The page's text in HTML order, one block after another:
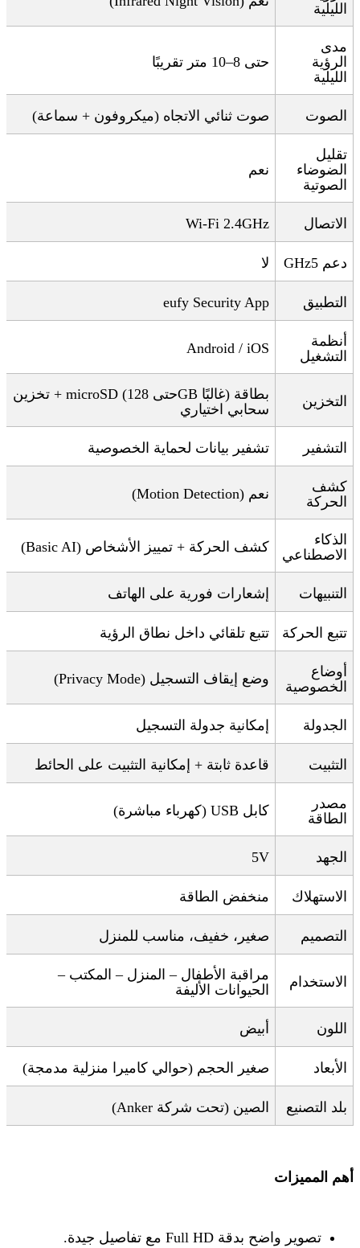
الليلية
مدى
الرؤية
الليلية
حتى 8–10 متر تقريبًا
الصوت صوت ثنائي الاتجاه (ميكروفون + سماعة)
تقليل
الضوضاء
الصوتية
نعم
الاتصال Wi-Fi 2.4GHz
دعم 5 GHz لا
التطبيق eufy Security App
أنظمة
التشغيل
Android / iOS
التخزين بطاقة microSD ( حتى 128GB غالبًا) +
تخزين
سحابي اختياري
التشفير تشفير بيانات لحماية الخصوصية
كشف
الحركة
نعم (Motion Detection)
الذكاء
الاصطناعي
كشف الحركة + تمييز الأشخاص (Basic AI)
التنبيهات إشعارات فورية على الهاتف
تتبع الحركة تتبع تلقائي داخل نطاق الرؤية
أوضاع
الخصوصية
وضع إيقاف التسجيل (Privacy Mode)
الجدولة إمكانية جدولة التسجيل
التثبيت قاعدة ثابتة + إمكانية التثبيت على الحائط
مصدر
الطاقة
كابل USB ( كهرباء مباشرة)
الجهد 5V
الاستهلاك منخفض الطاقة
التصميم صغير، خفيف، مناسب للمنزل
الاستخدام
مراقبة الأطفال – المنزل – المكتب –
الحيوانات الأليفة
اللون أبيض
الأبعاد صغير الحجم (حوالي كاميرا منزلية مدمجة)
بلد التصنيع الصين (تحت شركة Anker)
أهم المميزات
تصوير واضح بدقة مع تفاصيل جيدة.